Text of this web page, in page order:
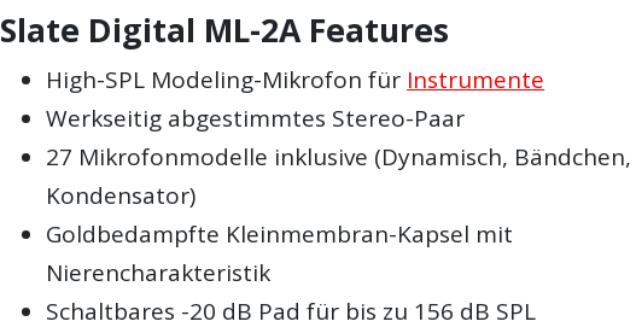
Slate Digital ML-2A Features
High-SPL Modeling-Mikrofon für Instrumente
Werkseitig abgestimmtes Stereo-Paar
27 Mikrofonmodelle inklusive (Dynamisch, Bändchen,
Kondensator)
Goldbedampfte Kleinmembran-Kapsel mit
Nierencharakteristik
Schaltbares -20 dB Pad für bis zu 156 dB SPL